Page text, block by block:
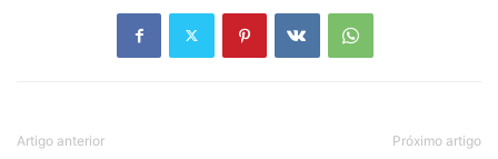
Artigo anterior Próximo artigo